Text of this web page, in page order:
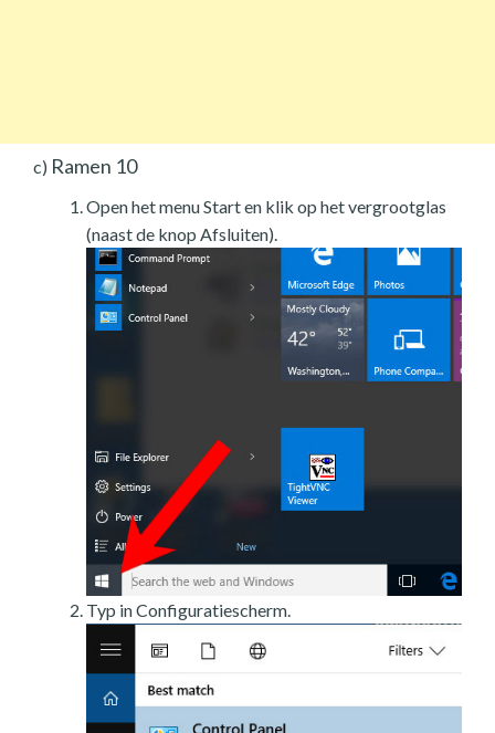
c) Ramen 10
Open het menu Start en klik op het vergrootglas
(naast de knop Afsluiten).
Typ in Configuratiescherm.